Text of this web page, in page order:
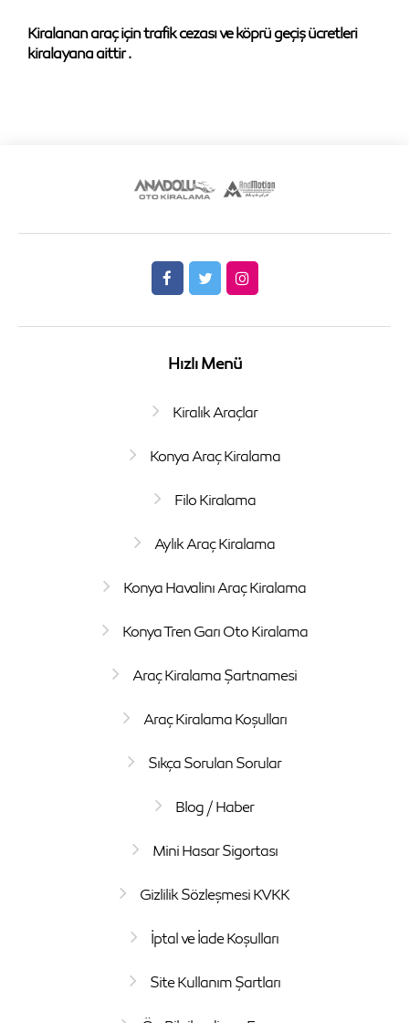
Kiralanan araç için trafik cezası ve köprü geçiş ücretleri
kiralayana aittir .
Hızlı Menü
Kiralık Araçlar
Konya Araç Kiralama
Filo Kiralama
Aylık Araç Kiralama
Konya Havalinı Araç Kiralama
Konya Tren Garı Oto Kiralama
Araç Kiralama Şartnamesi
Araç Kiralama Koşulları
Sıkça Sorulan Sorular
Blog / Haber
Mini Hasar Sigortası
Gizlilik Sözleşmesi KVKK
İptal ve İade Koşulları
Site Kullanım Şartları